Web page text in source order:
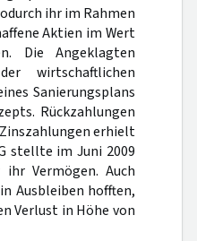
ihr im Rahmen
Aktien im Wert
Die Angeklagten
wirtschaftlichen
Sanierungsplans
Rückzahlungen
erhielt
stellte im Juni 2009
Vermögen. Auch
Ausbleiben hofften,
Verlust in Höhe von